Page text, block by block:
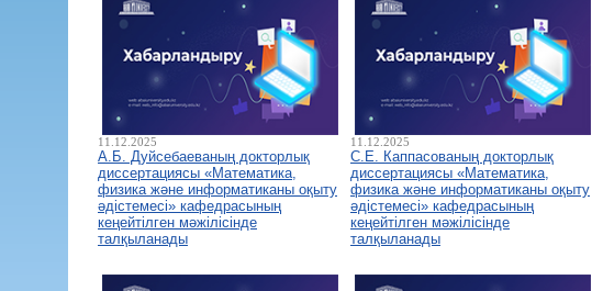
11.12.2025
А.Б. Дуйсебаеваның докторлық
диссертациясы «Математика,
физика және информатиканы оқыту
әдістемесі» кафедрасының
кеңейтілген мәжілісінде
талқыланады
11.12.2025
С.Е. Каппасованың докторлық
диссертациясы «Математика,
физика және информатиканы оқыту
әдістемесі» кафедрасының
кеңейтілген мәжілісінде
талқыланады